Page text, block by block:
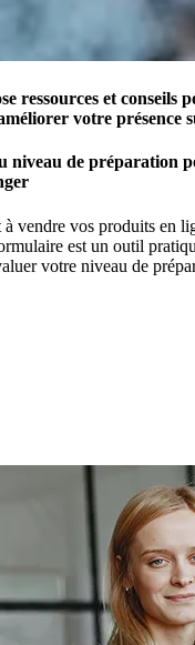
ressources et conseils
votre présence
niveau de préparation
à vendre vos produits en
est un outil
votre niveau de